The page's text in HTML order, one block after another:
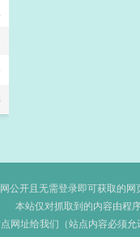
公开且无需登录即可获取的
本站仅对抓取到的内容由程
网址给我们（站点内容必须